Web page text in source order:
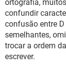
ortografia,
confundir
confusão entre
semelhantes,
trocar a ordem
escrever.